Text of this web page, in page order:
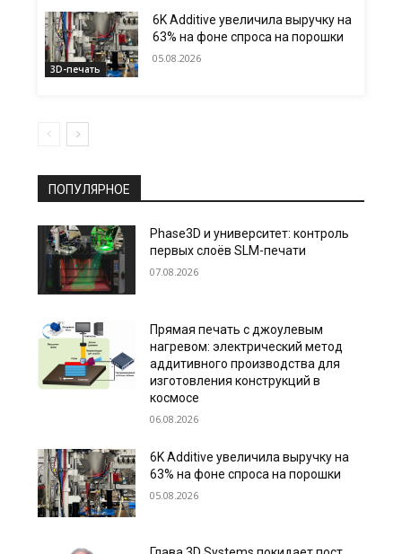
3D-печать
6K Additive увеличила выручку на
63% на фоне спроса на порошки
05.08.2026
ПОПУЛЯРНОЕ
Phase3D и университет: контроль
первых слоёв SLM-печати
07.08.2026
Прямая печать с джоулевым
нагревом: электрический метод
аддитивного производства для
изготовления конструкций в
космосе
06.08.2026
6K Additive увеличила выручку на
63% на фоне спроса на порошки
05.08.2026